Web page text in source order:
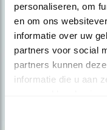
personaliseren, om
en om ons
informatie over uw
partners voor social
partners kunnen
informatie die u aan